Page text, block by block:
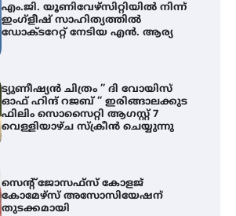
എം.ജി. യൂണിവേഴ്‌സിറ്റിയിൽ നിന്ന്
ഇംഗ്ളീഷ് സാഹിത്യത്തിൽ
ഡോക്ടറേറ്റ് നേടിയ എൻ. ആര്യ
ട്യുണീഷ്യൻ ചിത്രം ” ദി വോയിസ്
ഓഫ് ഹിന്ദ് റജബ് ” ഇരിങ്ങാലക്കുട
ഫിലിം സൊസൈറ്റി ആഗസ്റ്റ് 7
വെള്ളിയാഴ്ച സ്‌ക്രീൻ ചെയ്യുന്നു
സെന്റ് ജോസഫ്സ് കോളജ്
കോമേഴ്‌സ് അസോസിയേഷന്
തുടക്കമായി